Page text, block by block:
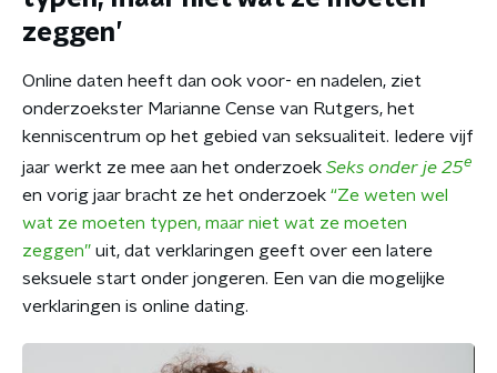
zeggen’
Online daten heeft dan ook voor- en nadelen, ziet
onderzoekster Marianne Cense van Rutgers, het
kenniscentrum op het gebied van seksualiteit. Iedere vijf
jaar werkt ze mee aan het onderzoek Seks onder je 25e
en vorig jaar bracht ze het onderzoek “Ze weten wel
wat ze moeten typen, maar niet wat ze moeten
zeggen” uit, dat verklaringen geeft over een latere
seksuele start onder jongeren. Een van die mogelijke
verklaringen is online dating.